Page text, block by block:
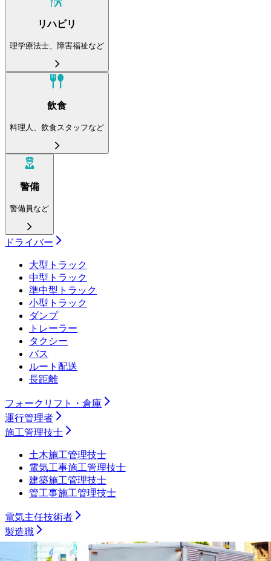
リハビリ
理学療法士、障害福祉など
飲食
料理人、飲食スタッフなど
警備
警備員など
ドライバー
大型トラック
中型トラック
準中型トラック
小型トラック
ダンプ
トレーラー
タクシー
バス
ルート配送
長距離
フォークリフト・倉庫
運行管理者
施工管理技士
土木施工管理技士
電気工事施工管理技士
建築施工管理技士
管工事施工管理技士
電気主任技術者
製造職
機械加工（旋盤）